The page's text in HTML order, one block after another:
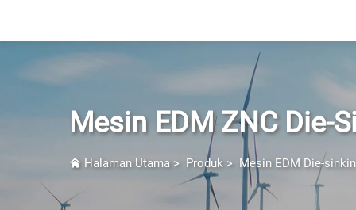
Mesin EDM ZNC Die-
Halaman Utama> Produk > Mesin EDM Die-